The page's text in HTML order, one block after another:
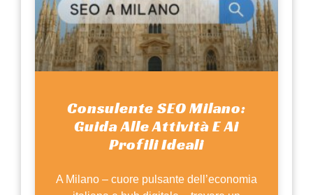
Consulente SEO Milano:
Guida Alle Attività E Ai
Profili Ideali
A Milano – cuore pulsante dell’economia